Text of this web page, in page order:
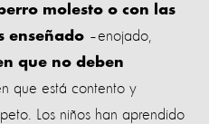
molesto o con las
enseñado –enojado,
que no deben
que está contento y
Los niños han aprendido